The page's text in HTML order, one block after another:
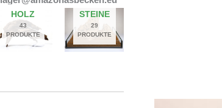
10. JUNI 2026
HOLZ
43
PRODUKTE
STEINE
29
PRODUKTE